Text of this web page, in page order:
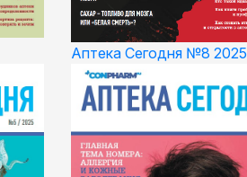
Аптека Сегодня №8 2025